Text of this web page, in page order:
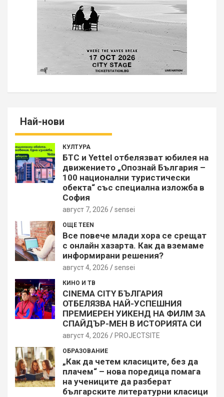
Най-нови
КУЛТУРА
БТС и Yettel отбелязват юбилея на
движението „Опознай България –
100 национални туристически
обекта“ със специална изложба в
София
август 7, 2026 sensei
ОЩЕ TEEN
Все повече млади хора се срещат
с онлайн хазарта. Как да вземаме
информирани решения?
август 4, 2026 sensei
КИНО И ТВ
CINEMA CITY БЪЛГАРИЯ
ОТБЕЛЯЗВА НАЙ-УСПЕШНИЯ
ПРЕМИЕРЕН УИКЕНД НА ФИЛМ ЗА
СПАЙДЪР-МЕН В ИСТОРИЯТА СИ
август 4, 2026 PROJECTSITЕ
ОБРАЗОВАНИЕ
„Как да четем класиците, без да
плачем“ – нова поредица помага
на учениците да разберат
българските литературни класици